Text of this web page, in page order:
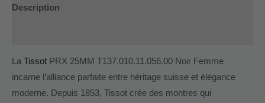
Description
La Tissot PRX 25MM T137.010.11.056.00 Noir Femme
incarne l’alliance parfaite entre héritage suisse et élégance
moderne. Depuis 1853, Tissot crée des montres qui